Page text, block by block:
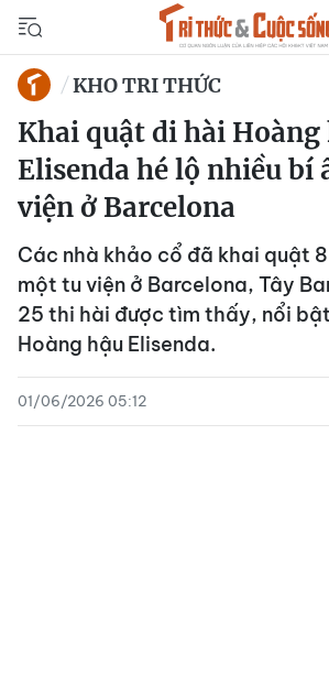
KHO TRI THỨC
Khai quật di hài Hoàng
Elisenda hé lộ nhiều bí
viện ở Barcelona
Các nhà khảo cổ đã khai quật
một tu viện ở Barcelona, Tây
25 thi hài được tìm thấy, nổi
Hoàng hậu Elisenda.
01/06/2026 05:12